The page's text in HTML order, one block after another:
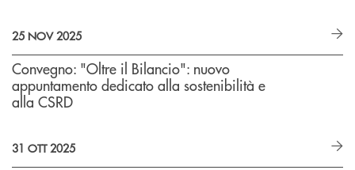
25 NOV 2025
Convegno: "Oltre il Bilancio": nuovo
appuntamento dedicato alla sostenibilità e
alla CSRD
31 OTT 2025